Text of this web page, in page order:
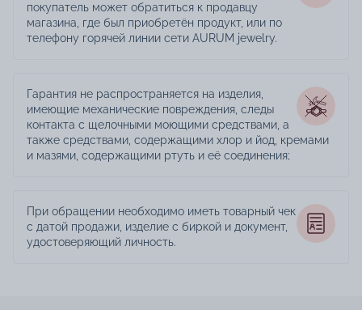
покупатель может обратиться к продавцу
магазина, где был приобретён продукт, или по
телефону горячей линии сети AURUM jewelry.
Гарантия не распространяется на изделия,
имеющие механические повреждения, следы
контакта с щелочными моющими средствами, а
также средствами, содержащими хлор и йод, кремами
и мазями, содержащими ртуть и её соединения;
При обращении необходимо иметь товарный чек
с датой продажи, изделие с биркой и документ,
удостоверяющий личность.